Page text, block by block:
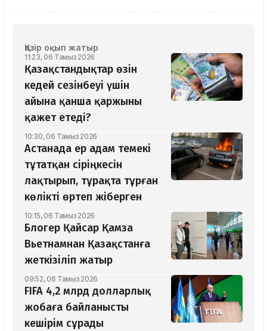
Қазір оқып жатыр
11:23, 06 Тамыз 2026
Қазақстандықтар өзін
кедей сезінбеуі үшін
айына қанша қаржыны
қажет етеді?
10:30, 06 Тамыз 2026
Астанада ер адам темекі
тұтатқан сіріңкесін
лақтырып, тұрақта тұрған
көлікті өртеп жіберген
10:15, 06 Тамыз 2026
Блогер Қайсар Қамза
Вьетнамнан Қазақстанға
жеткізіліп жатыр
09:52, 06 Тамыз 2026
FIFA 4,2 млрд долларлық
жобаға байланысты
кешірім сұрады